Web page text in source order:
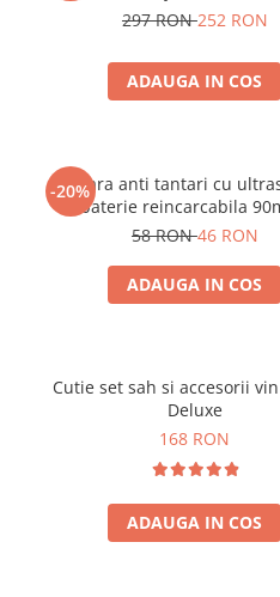
297 RON252 RON
ADAUGA IN COS
-20%
Bratara anti tantari cu
baterie reincarcabila
58 RON46 RON
ADAUGA IN COS
Cutie set sah si accesorii
Deluxe
168 RON
ADAUGA IN COS